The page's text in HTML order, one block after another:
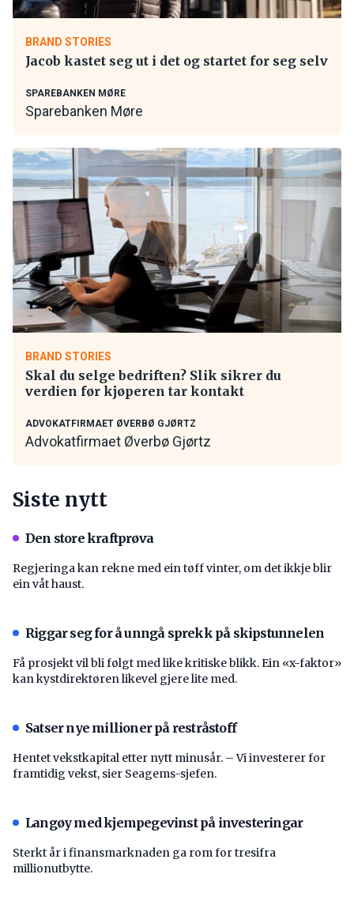
BRAND STORIES
Jacob kastet seg ut i det og startet for seg selv
SPAREBANKEN MØRE
Sparebanken Møre
BRAND STORIES
Skal du selge bedriften? Slik sikrer du
verdien før kjøperen tar kontakt
ADVOKATFIRMAET ØVERBØ GJØRTZ
Advokatfirmaet Øverbø Gjørtz
Siste nytt
Den store kraftprøva
Regjeringa kan rekne med ein tøff vinter, om det ikkje blir
ein våt haust.
Riggar seg for å unngå sprekk på skipstunnelen
Få prosjekt vil bli følgt med like kritiske blikk. Ein «x-faktor»
kan kystdirektøren likevel gjere lite med.
Satser nye millioner på restråstoff
Hentet vekstkapital etter nytt minusår. – Vi investerer for
framtidig vekst, sier Seagems-sjefen.
Langøy med kjempegevinst på investeringar
Sterkt år i finansmarknaden ga rom for tresifra
millionutbytte.